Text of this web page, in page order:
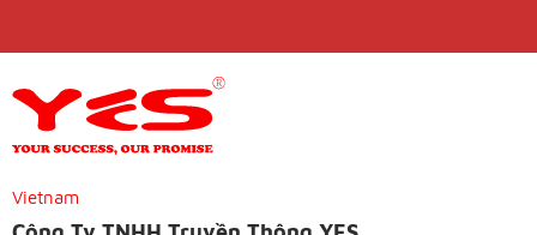
Vietnam